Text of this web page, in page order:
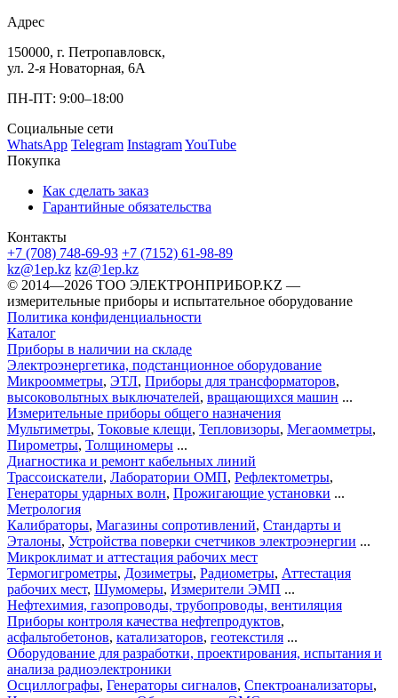
Адрес
150000, г. Петропавловск,
ул. 2-я Новаторная, 6А
ПН-ПТ: 9:00–18:00
Социальные сети
WhatsApp Telegram InstagramYouTube
Покупка
Как сделать заказ
Гарантийные обязательства
Контакты
+7 (708) 748-69-93 +7 (7152) 61-98-89
kz@1ep.kz kz@1ep.kz
©️ 2014—2026 ТОО ЭЛЕКТРОНПРИБОР.KZ —
измерительные приборы и испытательное оборудование
Политика конфиденциальности
Каталог
Приборы в наличии на складе
Электроэнергетика, подстанционное оборудование
Микроомметры, ЭТЛ, Приборы для трансформаторов,
высоковольтных выключателей, вращающихся машин ...
Измерительные приборы общего назначения
Мультиметры, Токовые клещи, Тепловизоры, Мегаомметры,
Пирометры, Толщиномеры ...
Диагностика и ремонт кабельных линий
Трассоискатели, Лаборатории ОМП, Рефлектометры,
Генераторы ударных волн, Прожигающие установки ...
Метрология
Калибраторы, Магазины сопротивлений, Стандарты и
Эталоны, Устройства поверки счетчиков электроэнергии ...
Микроклимат и аттестация рабочих мест
Термогигрометры, Дозиметры, Радиометры, Аттестация
рабочих мест, Шумомеры, Измерители ЭМП ...
Нефтехимия, газопроводы, трубопроводы, вентиляция
Приборы контроля качества нефтепродуктов,
асфальтобетонов, катализаторов, геотекстиля ...
Оборудование для разработки, проектирования, испытания и
анализа радиоэлектроники
Осциллографы, Генераторы сигналов, Спектроанализаторы,